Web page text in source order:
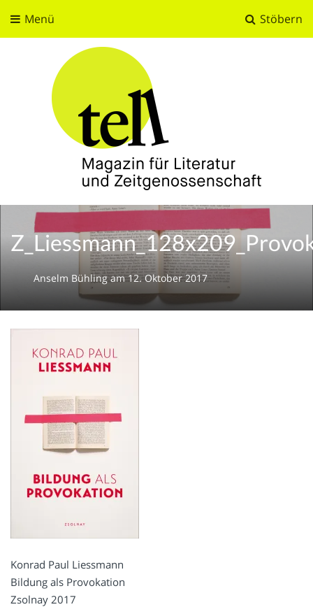
Stöbern
Menü
tell
Magazin für Literatur und Zeitgenossenschaft
Anselm Bühlingam 12. Oktober 2017
Konrad Paul Liessmann
Bildung als Provokation
Zsolnay 2017